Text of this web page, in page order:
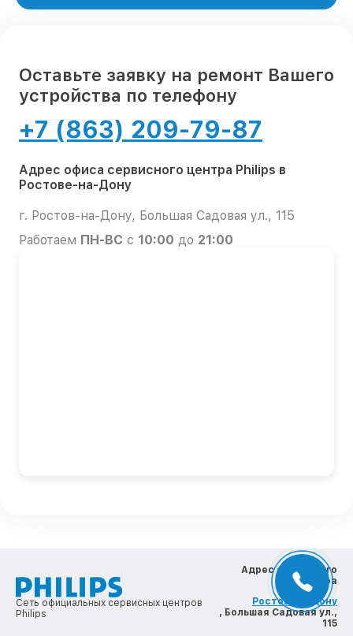
Оставьте заявку на ремонт Вашего
устройства по телефону
+7 (863) 209-79-87
Адрес офиса сервисного центра Philips в
Ростове-на-Дону
г. Ростов-на-Дону, Большая Садовая ул., 115
Работаем ПН-ВС с 10:00 до 21:00
Сеть официальных сервисных центров
Philips
Адрес сервисного
центра
Ростов-на-Дону
, Большая Садовая ул.,
115